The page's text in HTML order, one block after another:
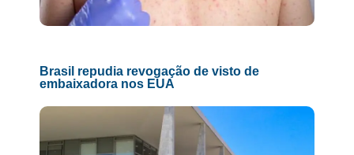
Brasil repudia revogação de visto de
embaixadora nos EUA